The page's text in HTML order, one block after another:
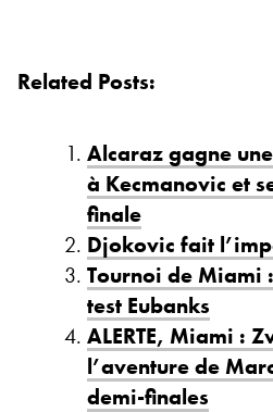
Related Posts:
Alcaraz gagne
à Kecmanovic et
finale
Djokovic fait
Tournoi de Miami
test Eubanks
ALERTE, Miami :
l’aventure de
demi-finales